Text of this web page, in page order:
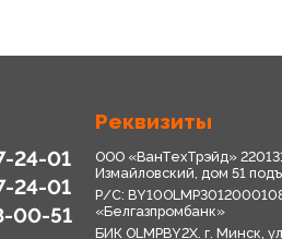
24-01
24-01
00-51
Реквизиты
ООО «ВанТехТрэйд»
Измайловский, дом 51
Р/С:
«Белгазпромбанк»
БИК OLMPBY2X. г. Минск,